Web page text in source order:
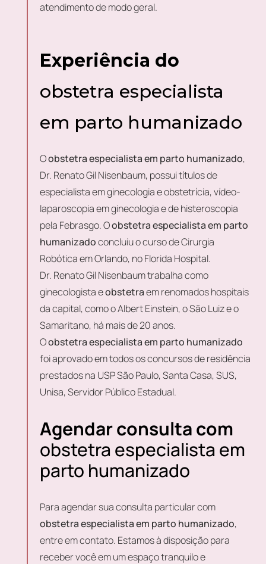
atendimento de modo geral.
Experiência do
obstetra especialista
em parto humanizado
Oobstetra especialista em parto humanizado,
Dr. Renato Gil Nisenbaum, possui títulos de
especialista em ginecologia e obstetrícia, vídeo-
laparoscopia em ginecologia e de histeroscopia
pela Febrasgo. Oobstetra especialista em parto
humanizadoconcluiu o curso de Cirurgia
Robótica em Orlando, no Florida Hospital.
Dr. Renato Gil Nisenbaum trabalha como
ginecologista eobstetraem renomados hospitais
da capital, como o Albert Einstein, o São Luiz e o
Samaritano, há mais de 20 anos.
Oobstetra especialista em parto humanizado
foi aprovado em todos os concursos de residência
prestados na USP São Paulo, Santa Casa, SUS,
Unisa, Servidor Público Estadual.
Agendar consulta com
obstetra especialista em
parto humanizado
Para agendar sua consulta particular com
obstetra especialista em parto humanizado,
entre em contato. Estamos à disposição para
receber você em um espaço tranquilo e